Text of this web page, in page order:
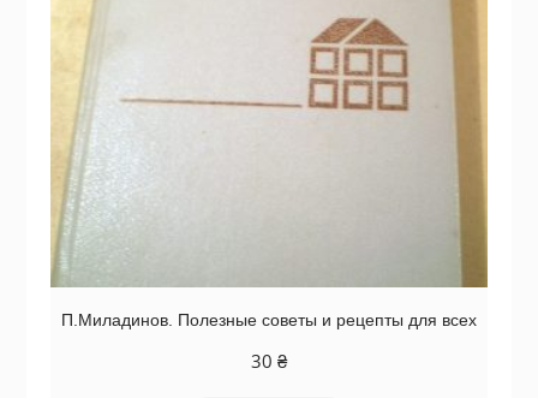
П.Миладинов. Полезные советы и рецепты для всех
30 ₴